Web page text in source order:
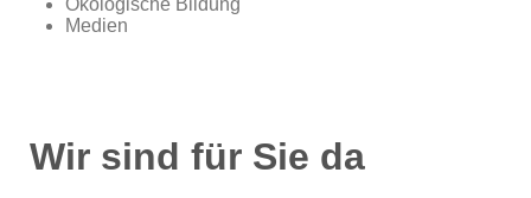
Medien
Wir sind für Sie da